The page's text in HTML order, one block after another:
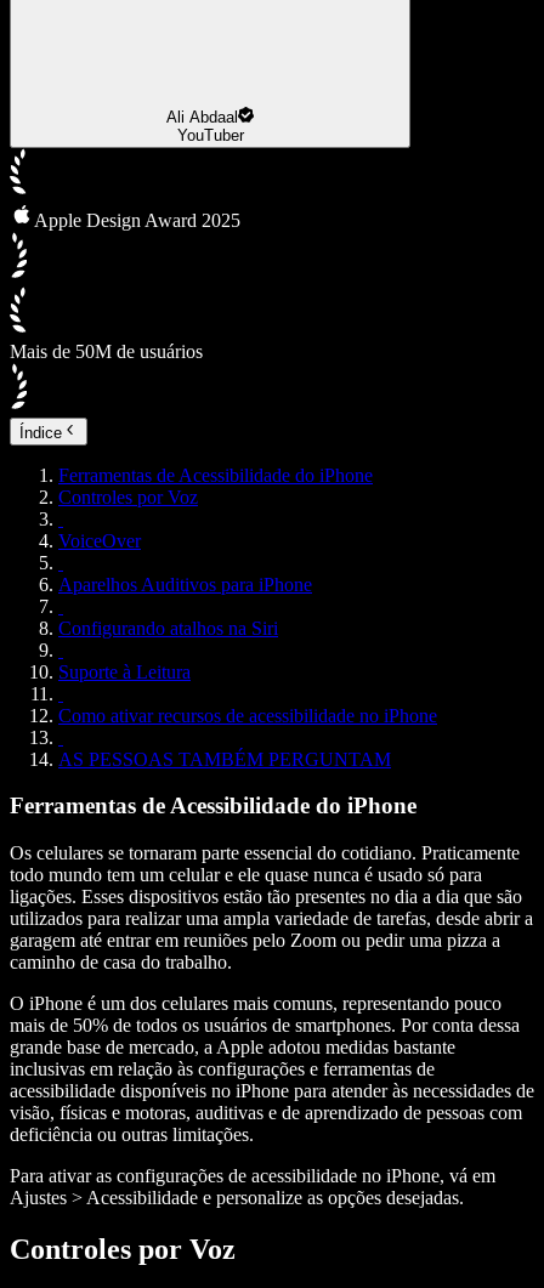
Ali Abdaal
YouTuber
Apple Design Award 2025
Mais de 50M de usuários
Índice
Ferramentas de Acessibilidade do iPhone
Controles por Voz
VoiceOver
Aparelhos Auditivos para iPhone
Configurando atalhos na Siri
Suporte à Leitura
Como ativar recursos de acessibilidade no iPhone
AS PESSOAS TAMBÉM PERGUNTAM
Ferramentas de Acessibilidade do iPhone
Os celulares se tornaram parte essencial do cotidiano. Praticamente
todo mundo tem um celular e ele quase nunca é usado só para
ligações. Esses dispositivos estão tão presentes no dia a dia que são
utilizados para realizar uma ampla variedade de tarefas, desde abrir a
garagem até entrar em reuniões pelo Zoom ou pedir uma pizza a
caminho de casa do trabalho.
O iPhone é um dos celulares mais comuns, representando pouco
mais de 50% de todos os usuários de smartphones. Por conta dessa
grande base de mercado, a Apple adotou medidas bastante
inclusivas em relação às configurações e ferramentas de
acessibilidade disponíveis no iPhone para atender às necessidades de
visão, físicas e motoras, auditivas e de aprendizado de pessoas com
deficiência ou outras limitações.
Para ativar as configurações de acessibilidade no iPhone, vá em
Ajustes > Acessibilidade e personalize as opções desejadas.
Controles por Voz